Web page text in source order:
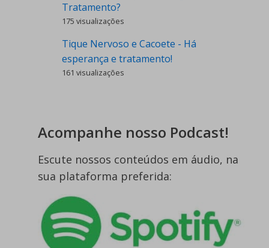
Tratamento?
175 visualizações
Tique Nervoso e Cacoete - Há
esperança e tratamento!
161 visualizações
Acompanhe nosso Podcast!
Escute nossos conteúdos em áudio, na
sua plataforma preferida: